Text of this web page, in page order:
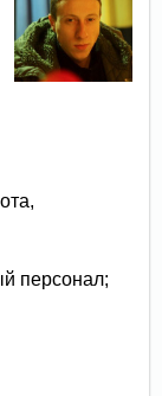
персонал;